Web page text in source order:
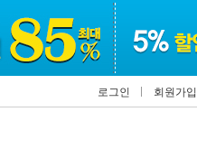
로그인 회원가입